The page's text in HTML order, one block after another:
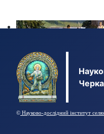
© Науково-дослідний інститут